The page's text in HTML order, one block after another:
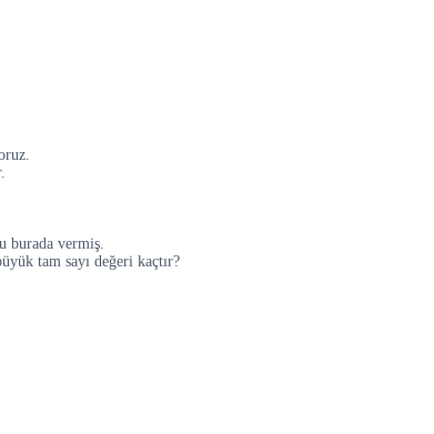
burada vermiş.
tam sayı değeri kaçtır?